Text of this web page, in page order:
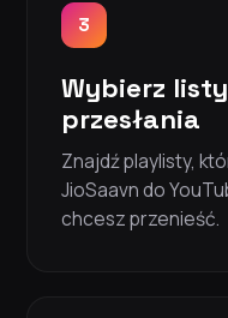
3
Wybierz
przesłania
Znajdź playlisty,
JioSaavn do
chcesz przenieść.